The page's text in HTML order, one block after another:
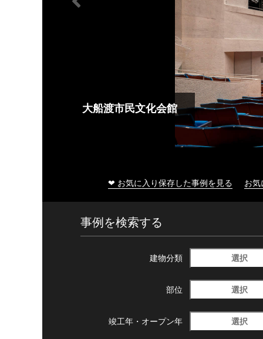
大船渡市民文化会館
❤ お気に入り保存した事例を見る お
事例を検索する
建物分類 選択
部位 選択
竣工年・ オープン年 選択